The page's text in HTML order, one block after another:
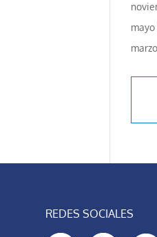
mayo
REDES SOCIALES